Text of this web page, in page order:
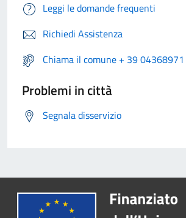
Leggi le domande frequenti
Richiedi Assistenza
Chiama il comune + 39 04368971
Problemi in città
Segnala disservizio